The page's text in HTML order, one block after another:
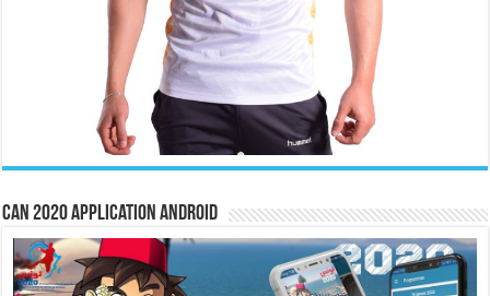
CAN 2020 Application Android